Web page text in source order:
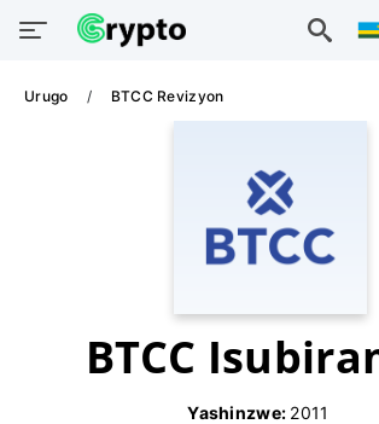
Urugo BTCC Revizyon
BTCC
Yashinzwe: 2011